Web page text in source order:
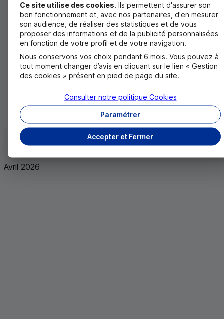
Dont frais
0,00 EUR
Dont intérêts
0,00 EUR
Taux débiteur fixe
0,00 %
TAEG fixe 0,00 %
Retour
Avril 2026
Ce site utilise des cookies. Ils permettent d'assurer son
bon fonctionnement et, avec nos partenaires, d'en mesurer
son audience, de réaliser des statistiques et de vous
proposer des informations et de la publicité personnalisées
en fonction de votre profil et de votre navigation.
Nous conservons vos choix pendant 6 mois. Vous pouvez à
tout moment changer d’avis en cliquant sur le lien « Gestion
des cookies » présent en pied de page du site.
Accepter et Fermer
Paramétrer
Consulter notre politique Cookies